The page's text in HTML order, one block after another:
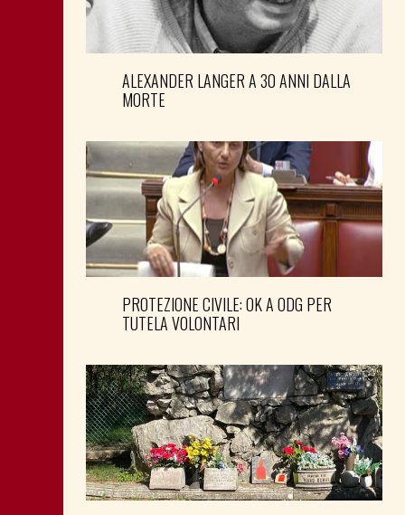
ALEXANDER LANGER A 30 ANNI DALLA
MORTE
PROTEZIONE CIVILE: OK A ODG PER
TUTELA VOLONTARI